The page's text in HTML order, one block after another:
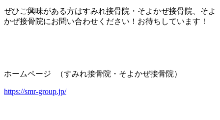
ぜひご興味がある方はすみれ接骨院・そよかぜ接骨院、そよ
かぜ接骨院にお問い合わせください！お待ちしています！
ホームページ （すみれ接骨院・そよかぜ接骨院）
https://smr-group.jp/